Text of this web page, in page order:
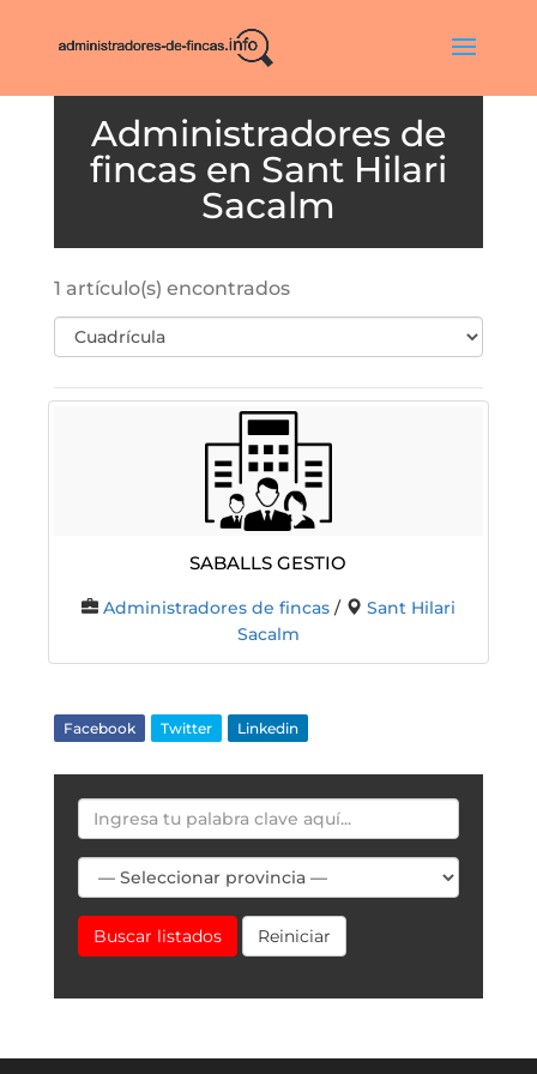
Sant Hilari
Sacalm
1 artículo(s) encontrados
SABALLS GESTIO
Administradores de fincas/
Sant Hilari
Sacalm
Facebook Twitter Linkedin
Buscar listados Reiniciar